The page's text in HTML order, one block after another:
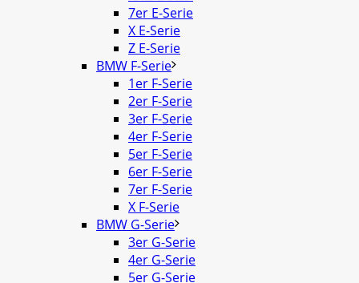
7er E-Serie
X E-Serie
Z E-Serie
BMW F-Serie
1er F-Serie
2er F-Serie
3er F-Serie
4er F-Serie
5er F-Serie
6er F-Serie
7er F-Serie
X F-Serie
BMW G-Serie
3er G-Serie
4er G-Serie
5er G-Serie